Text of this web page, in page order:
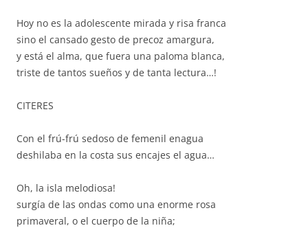
Hoy no es la adolescente mirada y risa franca
sino el cansado gesto de precoz amargura,
y está el alma, que fuera una paloma blanca,
triste de tantos sueños y de tanta lectura…!
CITERES
Con el frú-frú sedoso de femenil enagua
deshilaba en la costa sus encajes el agua…
Oh, la isla melodiosa!
surgía de las ondas como una enorme rosa
primaveral, o el cuerpo de la niña;